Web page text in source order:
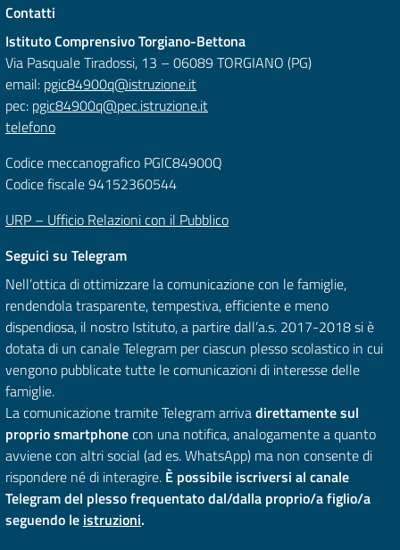
Contatti
Istituto Comprensivo Torgiano-Bettona
Via Pasquale Tiradossi, 13 – 06089 TORGIANO (PG)
email: pgic84900q@istruzione.it
pec: pgic84900q@pec.istruzione.it
telefono
Codice meccanografico PGIC84900Q
Codice fiscale 94152360544
URP – Ufficio Relazioni con il Pubblico
Seguici su Telegram
Nell’ottica di ottimizzare la comunicazione con le famiglie,
rendendola trasparente, tempestiva, efficiente e meno
dispendiosa, il nostro Istituto, a partire dall’a.s. 2017-2018 si è
dotata di un canale Telegram per ciascun plesso scolastico in cui
vengono pubblicate tutte le comunicazioni di interesse delle
famiglie.
La comunicazione tramite Telegram arrivadirettamente sul
proprio smartphonecon una notifica, analogamente a quanto
avviene con altri social (ad es. WhatsApp) ma non consente di
rispondere né di interagire. È possibile iscriversi al canale
Telegram del plesso frequentato dal/dalla proprio/a figlio/a
seguendo le istruzioni.